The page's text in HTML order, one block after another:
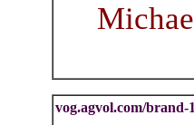
vog.agvol.com/brand-